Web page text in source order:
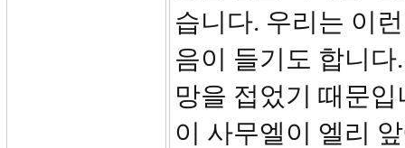
습니다. 우리는 이
음이 들기도 합니
망을 접었기 때문
이 사무엘이 엘리